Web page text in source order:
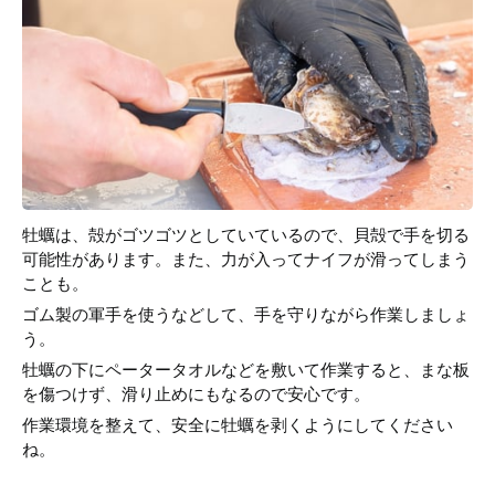
牡蠣は、殻がゴツゴツとしていているので、貝殻で手を切る
可能性があります。また、力が入ってナイフが滑ってしまう
ことも。
ゴム製の軍手を使うなどして、手を守りながら作業しましょ
う。
牡蠣の下にペータータオルなどを敷いて作業すると、まな板
を傷つけず、滑り止めにもなるので安心です。
作業環境を整えて、安全に牡蠣を剥くようにしてください
ね。